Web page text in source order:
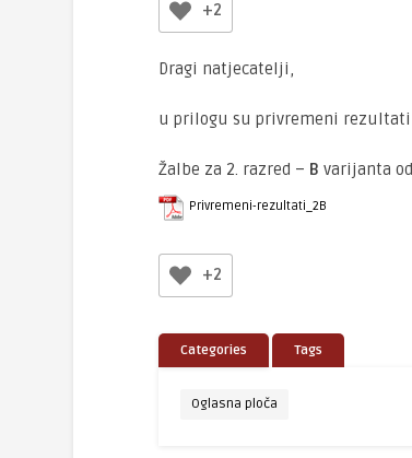
+2
Dragi natjecatelji,
u prilogu su privremeni rezultati
Žalbe za 2. razred – B varijanta
Privremeni-rezultati_2B
+2
Categories Tags
Oglasna ploča